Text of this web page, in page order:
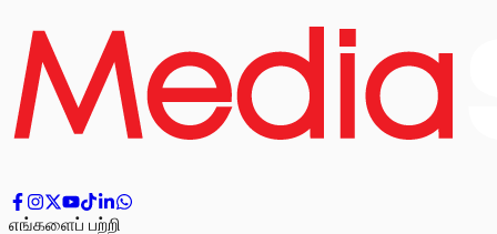
எங்களைப் பற்றி